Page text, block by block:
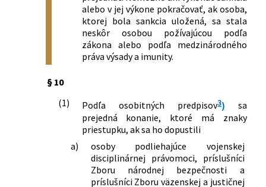
650/2005 Z. z.
Zákon o vykonaní príkazu na zaistenie
majetku alebo dôkazov v Európskej únii
a o zmene a doplnení zákona č.
300/2005 Z. z. Trestný zákon, zákona č.
301/2005 Z. z. Trestný poriadok a
neskorších predpisov
211/2006 Z. z.
Zákon, ktorým sa dopĺňa zákon
Slovenskej národnej rady č. 372/1990
Zb. o priestupkoch v znení neskorších
predpisov
Zákon o občianskych preukazoch a o
zmene a doplnení niektorých zákonov
alebo v jej výkone pokračovať, ak osoba,
ktorej bola sankcia uložená, sa stala
neskôr osobou požívajúcou podľa
zákona alebo podľa medzinárodného
práva výsady a imunity.
§ 10
(1)
Podľa osobitných predpisov3) sa
prejedná konanie, ktoré má znaky
priestupku, ak sa ho dopustili
a)
osoby podliehajúce vojenskej
disciplinárnej právomoci, príslušníci
Zboru národnej bezpečnosti a
príslušníci Zboru väzenskej a justičnej